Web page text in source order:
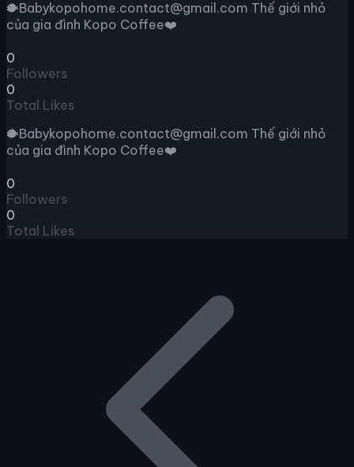
🐡Babykopohome.contact@gmail.com Thế giới nhỏ
của gia đình Kopo Coffee❤️
0
Followers
0
Total Likes
🐡Babykopohome.contact@gmail.com Thế giới nhỏ
của gia đình Kopo Coffee❤️
0
Followers
0
Total Likes